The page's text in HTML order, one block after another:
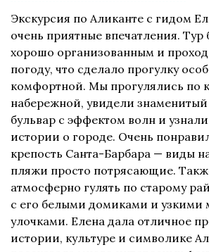
Экскурсия по Аликанте с гидом
очень приятные впечатления.
хорошо организованным и
погоду, что сделало прогулку
комфортной. Мы прогулялись по
набережной, увидели
бульвар с эффектом волн и
истории о городе. Очень
крепость Санта-Барбара — виды
пляжи просто потрясающие.
атмосферно гулять по старому
с его белыми домиками и узкими
улочками. Елена дала отличное
истории, культуре и символике